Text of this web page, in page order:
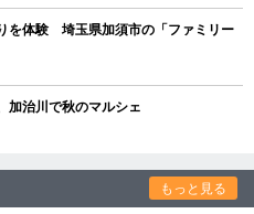
を体験 埼玉県加須市の「ファミリー
加治川で秋のマルシェ
もっと見る